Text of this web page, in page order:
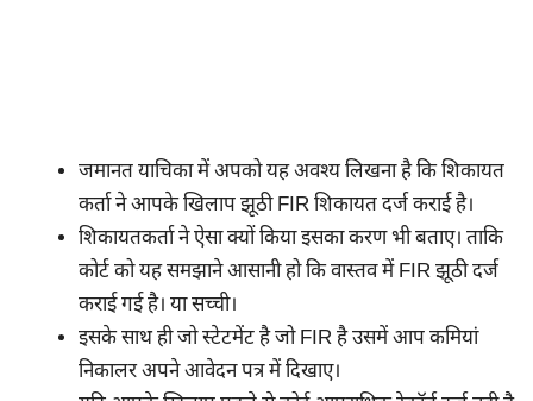
जमानत याचिका में अपको यह अवश्य लिखना है कि शिकायत
कर्ता ने आपके खिलाप झूठी FIR शिकायत दर्ज कराई है।
शिकायतकर्ता ने ऐसा क्यों किया इसका करण भी बताए। ताकि
कोर्ट को यह समझाने आसानी हो कि वास्तव में FIR झूठी दर्ज
कराई गई है। या सच्ची।
इसके साथ ही जो स्टेटमेंट है जो FIR है उसमें आप कमियां
निकालर अपने आवेदन पत्र में दिखाए।